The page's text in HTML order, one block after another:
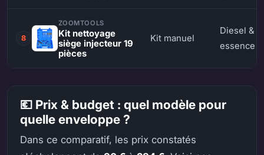
8
ZOOMTOOLS
Kit nettoyage
siège injecteur 19
pièces
Kit manuel
Diesel &
essence
💶 Prix & budget : quel modèle pour
quelle enveloppe ?
Dans ce comparatif, les prix constatés